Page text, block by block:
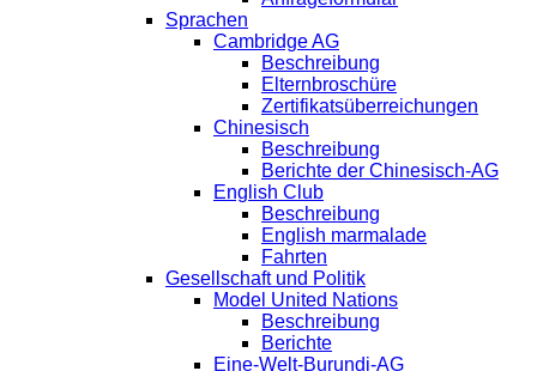
Sprachen
Cambridge AG
Beschreibung
Elternbroschüre
Zertifikatsüberreichungen
Chinesisch
Beschreibung
Berichte der Chinesisch-AG
English Club
Beschreibung
English marmalade
Fahrten
Gesellschaft und Politik
Model United Nations
Beschreibung
Berichte
Eine-Welt-Burundi-AG